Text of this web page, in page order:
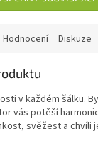
Hodnocení Diskuze
v každém šálku.
vás potěší
svěžest a chvíli